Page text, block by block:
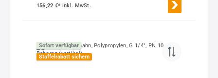
156,22 €* inkl. MwSt.
Sofort verfügbar
Staffelrabatt sichern